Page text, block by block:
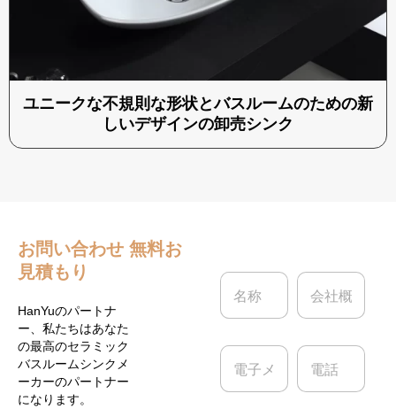
ユニークな不規則な形状とバスルームのための新
しいデザインの卸売シンク
お問い合わせ 無料お
見積もり
HanYuのパートナ
ー、私たちはあなた
の最高のセラミック
バスルームシンクメ
ーカーのパートナー
になります。
名
*
会
概
電
メ
電